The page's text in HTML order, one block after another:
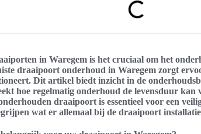
in Waregem is het cruciaal om het
draaipoort onderhoud in Waregem zorgt
Dit artikel biedt inzicht in de
hoe regelmatig onderhoud de levensduur kan
draaipoort is essentieel voor een
wat er allemaal bij de draaipoort